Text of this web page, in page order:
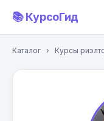
📚 КурсоГид
Каталог › Курсы